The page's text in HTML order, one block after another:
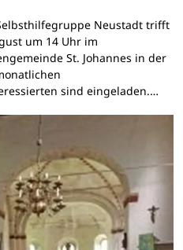
Neustadt trifft
um 14 Uhr im
St. Johannes in der
sind eingeladen.…